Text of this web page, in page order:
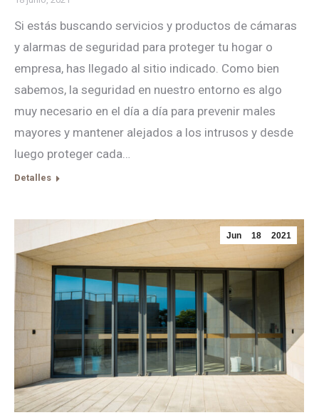
Si estás buscando servicios y productos de cámaras
y alarmas de seguridad para proteger tu hogar o
empresa, has llegado al sitio indicado. Como bien
sabemos, la seguridad en nuestro entorno es algo
muy necesario en el día a día para prevenir males
mayores y mantener alejados a los intrusos y desde
luego proteger cada…
Detalles
Jun 18 2021